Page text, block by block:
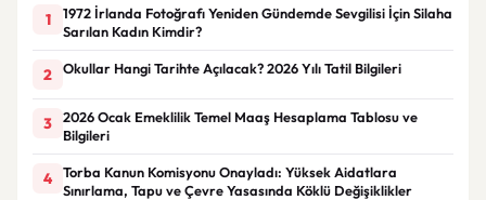
1
1972 İrlanda Fotoğrafı Yeniden Gündemde Sevgilisi İçin Silaha
Sarılan Kadın Kimdir?
2 Okullar Hangi Tarihte Açılacak? 2026 Yılı Tatil Bilgileri
3
2026 Ocak Emeklilik Temel Maaş Hesaplama Tablosu ve
Bilgileri
4
Torba Kanun Komisyonu Onayladı: Yüksek Aidatlara
Sınırlama, Tapu ve Çevre Yasasında Köklü Değişiklikler